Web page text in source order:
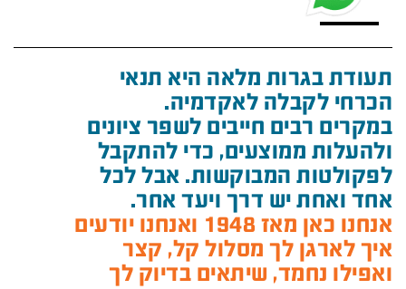
תעודת בגרות מלאה היא תנאי
הכרחי לקבלה לאקדמיה.
במקרים רבים חייבים לשפר ציונים
ולהעלות ממוצעים, כדי להתקבל
לפקולטות המבוקשות. אבל לכל
אחד ואחת יש דרך ויעד אחר.
אנחנו כאן מאז 1948 ואנחנו יודעים
איך לארגן לך מסלול קל, קצר
ואפילו נחמד, שיתאים בדיוק לך